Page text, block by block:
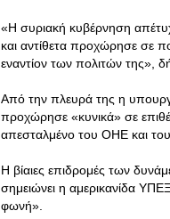
«Η συριακή κυβέρνηση
και αντίθετα προχώρησε σε
εναντίον των πολιτών της»,
Από την πλευρά της η
προχώρησε «κυνικά» σε
απεσταλμένο του ΟΗΕ και
Η βίαιες επιδρομές των
σημειώνει η αμερικανίδα
φωνή».